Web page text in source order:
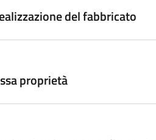
del fabbricato
proprietà